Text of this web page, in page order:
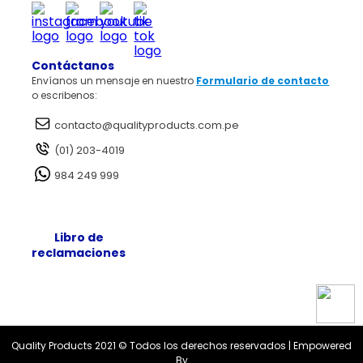
Garantía de Satisfacción
Políticas de Cookies
Cambios y Devoluciones
Legales Promociones
Fines Adicionales
Política RAEE
¿No estás en tu país?
Elige otro país
Contáctanos
Envíanos un mensaje en nuestro Formulario de contacto
o escribenos:
contacto@qualityproducts.com.pe
(01) 203-4019
984 249 999
Libro de
reclamaciones
Quality Products 2021 © Todos los derechos reservados | Empowered
By